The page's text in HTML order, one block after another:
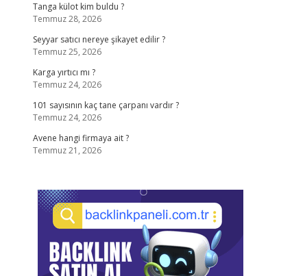
Tanga külot kim buldu ?
Temmuz 28, 2026
Seyyar satıcı nereye şikayet edilir ?
Temmuz 25, 2026
Karga yırtıcı mı ?
Temmuz 24, 2026
101 sayısının kaç tane çarpanı vardır ?
Temmuz 24, 2026
Avene hangi firmaya ait ?
Temmuz 21, 2026